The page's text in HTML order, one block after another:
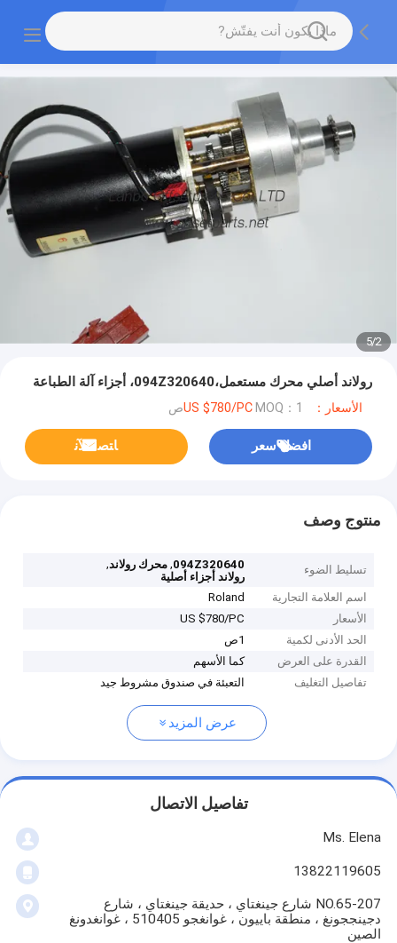
2
/
5
رولاند أصلي محرك مستعمل،094Z320640، أجزاء آلة الطباعة
الأسعار：US $780/PC MOQ：1ص
افضل سعر ﺎﺘﺼﻟ ﺍﻶﻧ
منتوج وصف
تسليط الضوء 094Z320640
,محرك رولاند,
رولاند أجزاء أصلية
اسم العلامة التجارية
Roland
الأسعار
US $780/PC
الحد الأدنى لكمية
1ص
القدرة على العرض
كما الأسهم
تفاصيل التغليف
التعبئة في صندوق مشروط جيد
عرض المزيد
تفاصيل الاتصال
Ms. Elena
13822119605
207-NO.65 شارع جينغتاي ، حديقة جينغتاي ، شارع
دجينججونغ ، منطقة باييون ، غوانغجو 510405 ، غوانغدونغ
الصين